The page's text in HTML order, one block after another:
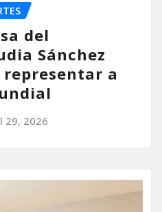
del
Sánchez
representar a
29, 2026